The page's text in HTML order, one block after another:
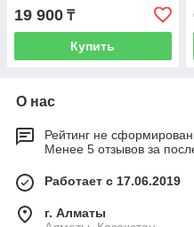
19 900 ₸
Купить
О нас
Рейтинг не сформирован
Менее 5 отзывов за
Работает с 17.06.2019
г. Алматы